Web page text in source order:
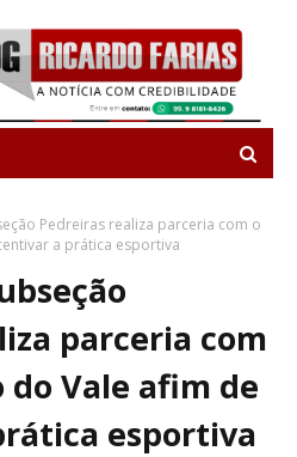
Pedreiras realiza parceria com o
a prática esportiva
parceria com
do Vale afim de
esportiva